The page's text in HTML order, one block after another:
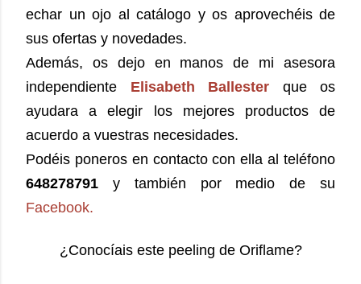
echar un ojo al catálogo y os aprovechéis de
sus ofertas y novedades.
Además, os dejo en manos de mi asesora
independiente Elisabeth Ballester que os
ayudara a elegir los mejores productos de
acuerdo a vuestras necesidades.
Podéis poneros en contacto con ella al teléfono
648278791 y también por medio de su
Facebook.
¿Conocíais este peeling de Oriflame?